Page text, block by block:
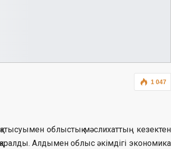
1 047
облыстық мәслихаттың кезектен
Алдымен облыс әкімдігі экономика